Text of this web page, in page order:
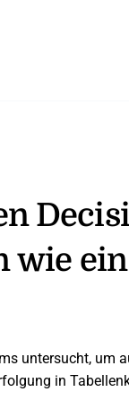
wie
untersucht, um
in